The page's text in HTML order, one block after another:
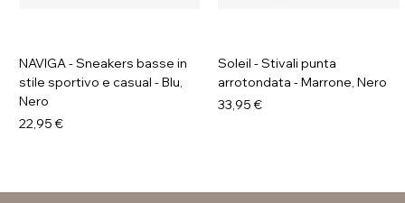
NAVIGA - Sneakers basse in
stile sportivo e casual - Blu,
Nero
Prezzo
22,95 €
Soleil - Stivali punta
arrotondata - Marrone, Nero
Prezzo
33,95 €